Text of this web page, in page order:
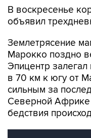
Землетрясение
Эпицентр залегал
в 70 км к югу от
сильным за
Северной Африке
бедствия